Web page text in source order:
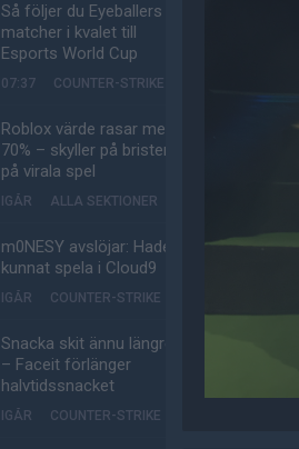
Så följer du Eyeballers
matcher i kvalet till
Esports World Cup
07:37 COUNTER-STRIKE
Roblox värde rasar med
70% – skyller på bristen
på virala spel
IGÅR ALLA SEKTIONER
m0NESY avslöjar: Hade
kunnat spela i Cloud9
IGÅR COUNTER-STRIKE
Snacka skit ännu längre
– Faceit förlänger
halvtidssnacket
IGÅR COUNTER-STRIKE